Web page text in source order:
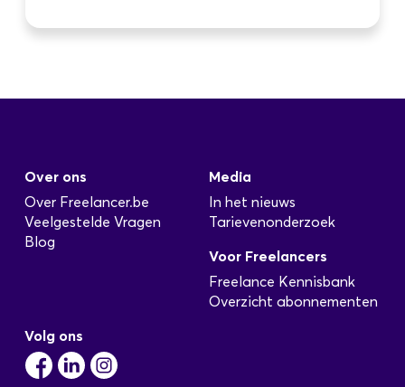
Over ons
Over Freelancer.be
Veelgestelde Vragen
Blog
Media
In het nieuws
Tarievenonderzoek
Voor Freelancers
Freelance Kennisbank
Overzicht abonnementen
Volg ons